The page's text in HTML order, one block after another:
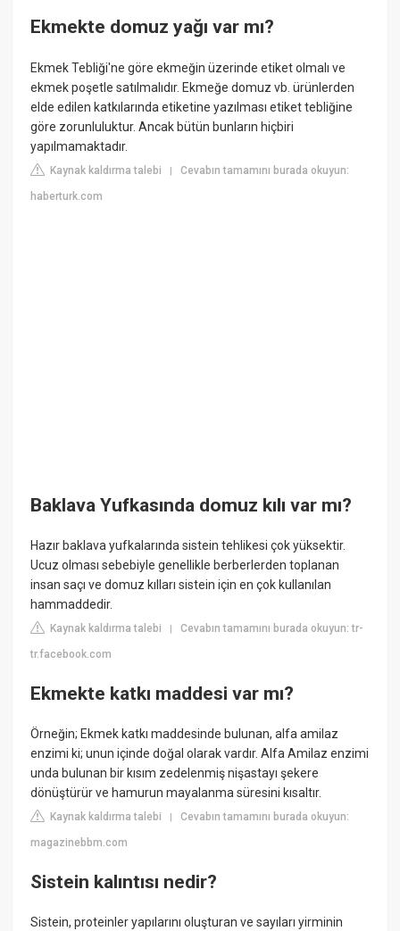
Ekmekte domuz yağı var mı?
Ekmek Tebliği'ne göre ekmeğin üzerinde etiket olmalı ve
ekmek poşetle satılmalıdır. Ekmeğe domuz vb. ürünlerden
elde edilen katkılarında etiketine yazılması etiket tebliğine
göre zorunluluktur. Ancak bütün bunların hiçbiri
yapılmamaktadır.
Kaynak kaldırma talebi |Cevabın tamamını burada okuyun:
haberturk.com
Baklava Yufkasında domuz kılı var mı?
Hazır baklava yufkalarında sistein tehlikesi çok yüksektir.
Ucuz olması sebebiyle genellikle berberlerden toplanan
insan saçı ve domuz kılları sistein için en çok kullanılan
hammaddedir.
Kaynak kaldırma talebi |Cevabın tamamını burada okuyun: tr-
tr.facebook.com
Ekmekte katkı maddesi var mı?
Örneğin; Ekmek katkı maddesinde bulunan, alfa amilaz
enzimi ki; unun içinde doğal olarak vardır. Alfa Amilaz enzimi
unda bulunan bir kısım zedelenmiş nişastayı şekere
dönüştürür ve hamurun mayalanma süresini kısaltır.
Kaynak kaldırma talebi |Cevabın tamamını burada okuyun:
magazinebbm.com
Sistein kalıntısı nedir?
Sistein, proteinler yapılarını oluşturan ve sayıları yirminin